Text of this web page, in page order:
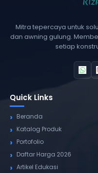
Mitra tepercaya untuk
dan awning gulung.
setiap
Quick Links
Beranda
Katalog Produk
Portofolio
Daftar Harga 2026
Artikel Edukasi